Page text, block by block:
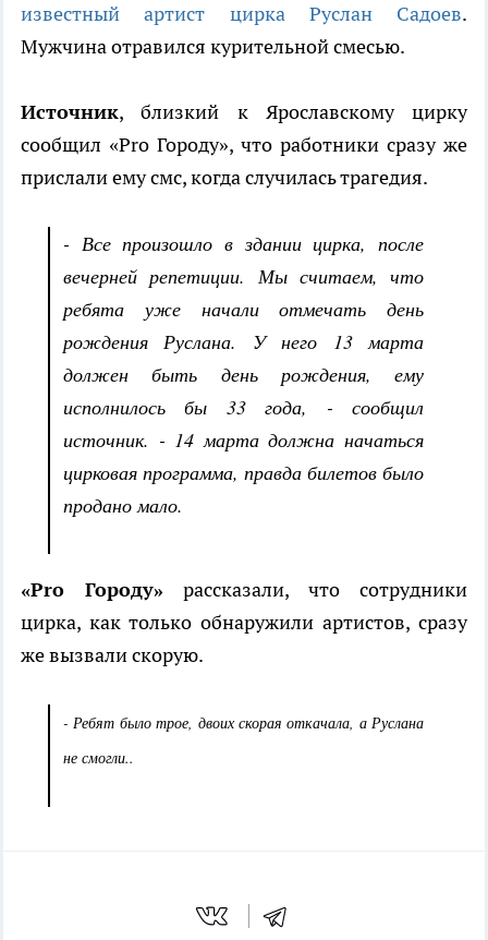
известный артист цирка Руслан Садоев.
Мужчина отравился курительной смесью.
Источник, близкий к Ярославскому цирку
сообщил «Pro Городу», что работники сразу же
прислали ему смс, когда случилась трагедия.
- Все произошло в здании цирка, после
вечерней репетиции. Мы считаем, что
ребята уже начали отмечать день
рождения Руслана. У него 13 марта
должен быть день рождения, ему
исполнилось бы 33 года, - сообщил
источник. - 14 марта должна начаться
цирковая программа, правда билетов было
продано мало.
«Pro Городу» рассказали, что сотрудники
цирка, как только обнаружили артистов, сразу
же вызвали скорую.
- Ребят было трое, двоих скорая откачала, а Руслана
не смогли..